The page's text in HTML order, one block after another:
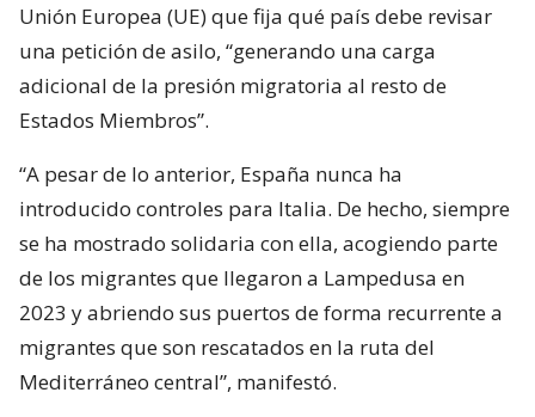
Unión Europea (UE) que fija qué país debe revisar
una petición de asilo, “generando una carga
adicional de la presión migratoria al resto de
Estados Miembros”.
“A pesar de lo anterior, España nunca ha
introducido controles para Italia. De hecho, siempre
se ha mostrado solidaria con ella, acogiendo parte
de los migrantes que llegaron a Lampedusa en
2023 y abriendo sus puertos de forma recurrente a
migrantes que son rescatados en la ruta del
Mediterráneo central”, manifestó.